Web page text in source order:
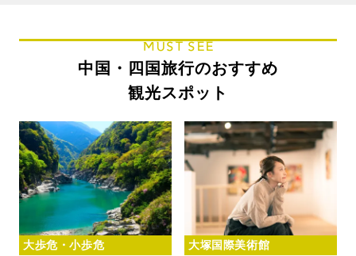
MUST SEE
中国・四国旅行のおすすめ
観光スポット
大歩危・小歩危 大塚国際美術館